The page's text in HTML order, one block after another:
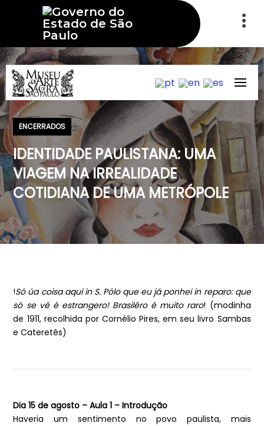
ENCERRADOS
IDENTIDADE PAULISTANA: UMA
VIAGEM NA IRREALIDADE
COTIDIANA DE UMA METRÓPOLE
!Só úa coisa aquí in S. Pólo que eu já ponhei in reparo: que
só se vê é estrangero! Brasilêro é muito raro! (modinha
de 1911, recolhida por Cornélio Pires, em seu livro Sambas
e Cateretês)
Dia 15 de agosto – Aula 1 – Introdução
Haveria um sentimento no povo paulista, mais